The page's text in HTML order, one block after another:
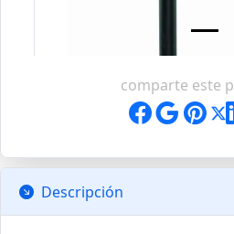
comparte este
Descripción